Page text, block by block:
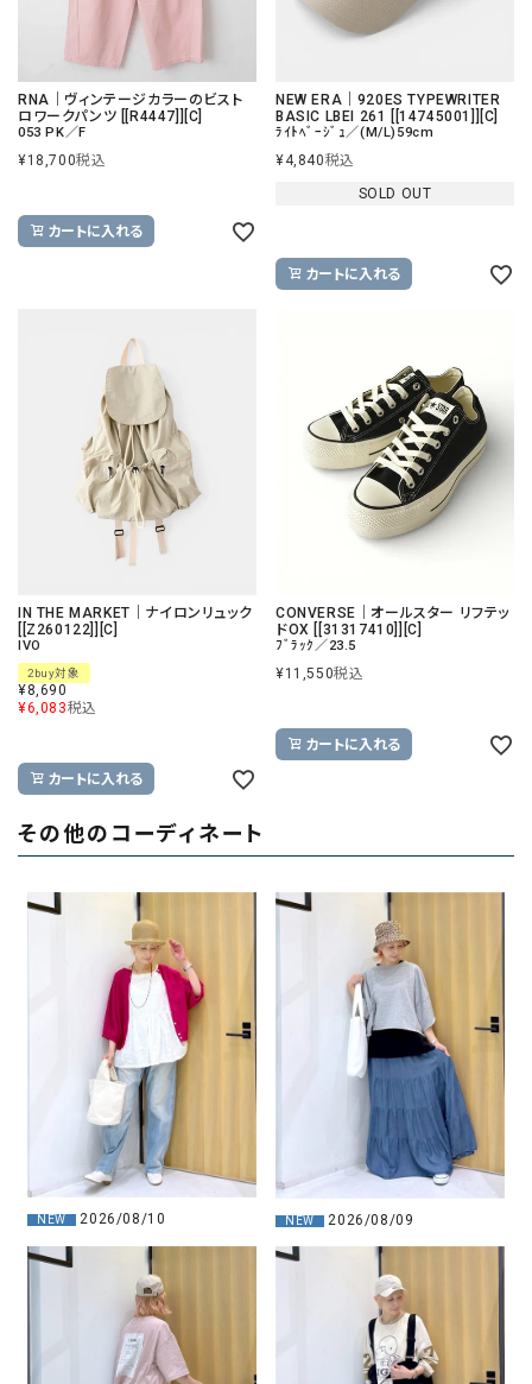
RNA｜ヴィンテージカラーのビスト
ロワークパンツ [[R4447]][C]
053 PK／F
¥18,700税込
カートに入れる
NEW ERA｜920ES TYPEWRITER
BASIC LBEI 261 [[14745001]][C]
ﾗｲﾄﾍﾞｰｼﾞｭ／(M/L)59cm
¥4,840税込
SOLD OUT
カートに入れる
IN THE MARKET｜ナイロンリュック
[[Z260122]][C]
IVO
2buy対象
¥8,690
¥6,083税込
カートに入れる
CONVERSE｜オールスター リフテッ
ドOX [[31317410]][C]
ﾌﾞﾗｯｸ／23.5
¥11,550税込
カートに入れる
その他のコーディネート
NEW 2026/08/10 NEW 2026/08/09